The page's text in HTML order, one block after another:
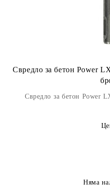
Свредло за бетон Power
Свредло за бетон Power
Няма